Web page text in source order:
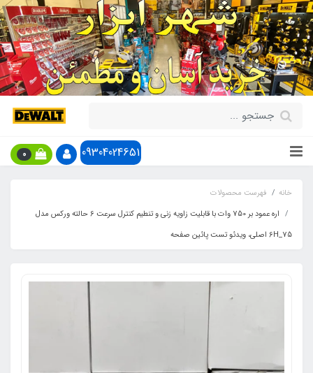
09304024651
0
خانه
فهرست محصولات
اره عمود بر 750 وات با قابلیت زاویه زنی و تنطیم کنترل سرعت 6 حالته ورکس مدل
6H_75 اصلی، ویدئو تست پائین صفحه